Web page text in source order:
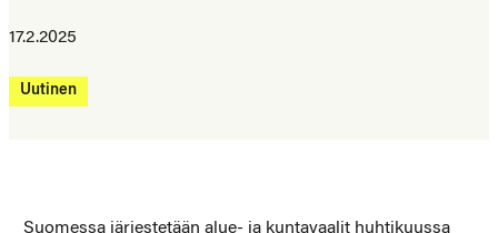
17.2.2025
Uutinen
Suomessa järjestetään alue- ja kuntavaalit huhtikuussa